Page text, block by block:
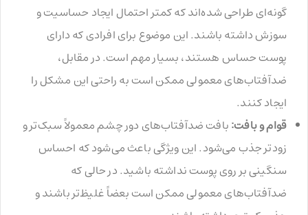
گونه‌ای طراحی شده‌اند که کمتر احتمال ایجاد حساسیت و
سوزش داشته باشند. این موضوع برای افرادی که دارای
پوست حساس هستند، بسیار مهم است. در مقابل،
ضدآفتاب‌های معمولی ممکن است به راحتی این مشکل را
ایجاد کنند.
قوام و بافت:بافت ضدآفتاب‌های دور چشم معمولاً سبک‌تر و
زودتر جذب می‌شود. این ویژگی باعث می‌شود که احساس
سنگینی بر روی پوست نداشته باشید. در حالی که
ضدآفتاب‌های معمولی ممکن است بعضاً غلیظ‌تر باشند و